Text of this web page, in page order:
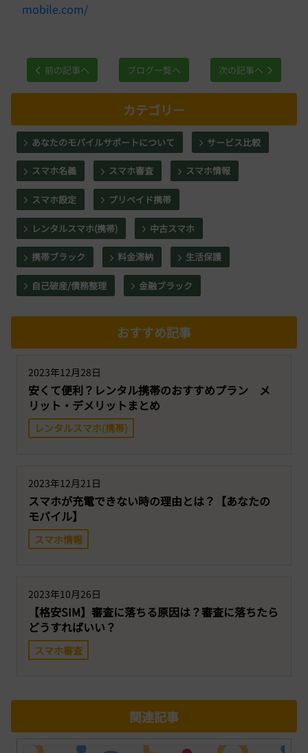
mobile.com/
前の記事へ ブログ一覧へ 次の記事へ
カテゴリー
あなたのモバイルサポートについて サービス比較
スマホ名義 スマホ審査 スマホ情報
スマホ設定 プリペイド携帯
レンタルスマホ(携帯) 中古スマホ
携帯ブラック 料金滞納 生活保護
自己破産/債務整理 金融ブラック
おすすめ記事
2023年12月28日
安くて便利？レンタル携帯のおすすめプラン メ
リット・デメリットまとめ
レンタルスマホ(携帯)
2023年12月21日
スマホが充電できない時の理由とは？【あなたの
モバイル】
スマホ情報
2023年10月26日
【格安SIM】審査に落ちる原因は？審査に落ちたら
どうすればいい？
スマホ審査
関連記事